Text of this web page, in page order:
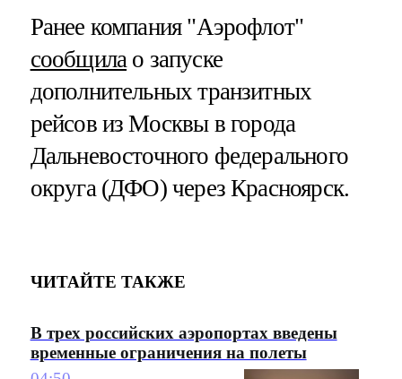
Ранее компания "Аэрофлот"
сообщилао запуске
дополнительных транзитных
рейсов из Москвы в города
Дальневосточного федерального
округа (ДФО) через Красноярск.
ЧИТАЙТЕ ТАКЖЕ
В трех российских аэропортах введены
временные ограничения на полеты